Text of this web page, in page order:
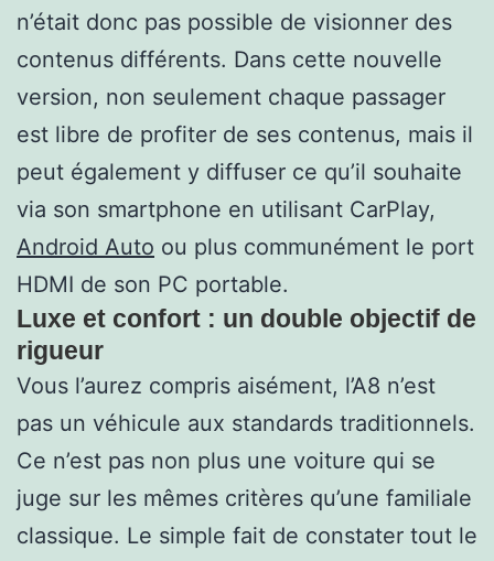
n’était donc pas possible de visionner des
contenus différents. Dans cette nouvelle
version, non seulement chaque passager
est libre de profiter de ses contenus, mais il
peut également y diffuser ce qu’il souhaite
via son smartphone en utilisant CarPlay,
Android Auto ou plus communément le port
HDMI de son PC portable.
Luxe et confort : un double objectif de
rigueur
Vous l’aurez compris aisément, l’A8 n’est
pas un véhicule aux standards traditionnels.
Ce n’est pas non plus une voiture qui se
juge sur les mêmes critères qu’une familiale
classique. Le simple fait de constater tout le